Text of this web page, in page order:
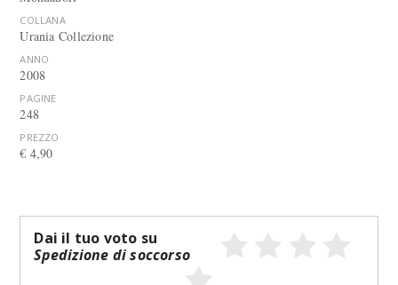
COLLANA
Urania Collezione
ANNO
2008
PAGINE
248
PREZZO
€ 4,90
Dai il tuo voto su
Spedizione di soccorso